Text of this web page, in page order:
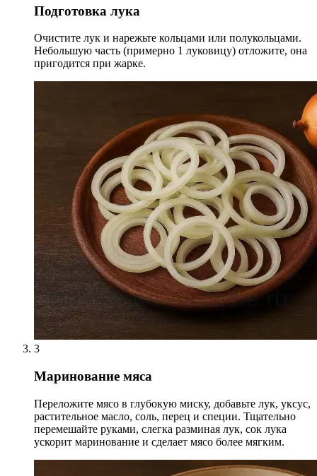
Подготовка лука
Очистите лук и нарежьте кольцами или полукольцами.
Небольшую часть (примерно 1 луковицу) отложите, она
пригодится при жарке.
3
Маринование мяса
Переложите мясо в глубокую миску, добавьте лук, уксус,
растительное масло, соль, перец и специи. Тщательно
перемешайте руками, слегка разминая лук, сок лука
ускорит маринование и сделает мясо более мягким.